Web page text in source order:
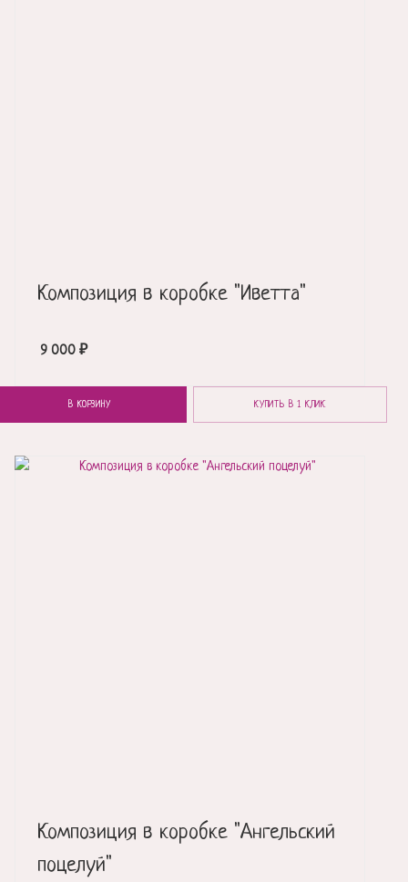
Композиция в коробке "Иветта"
9 000 ₽
В КОРЗИНУ КУПИТЬ В 1 КЛИК
Композиция в коробке "Ангельский
поцелуй"